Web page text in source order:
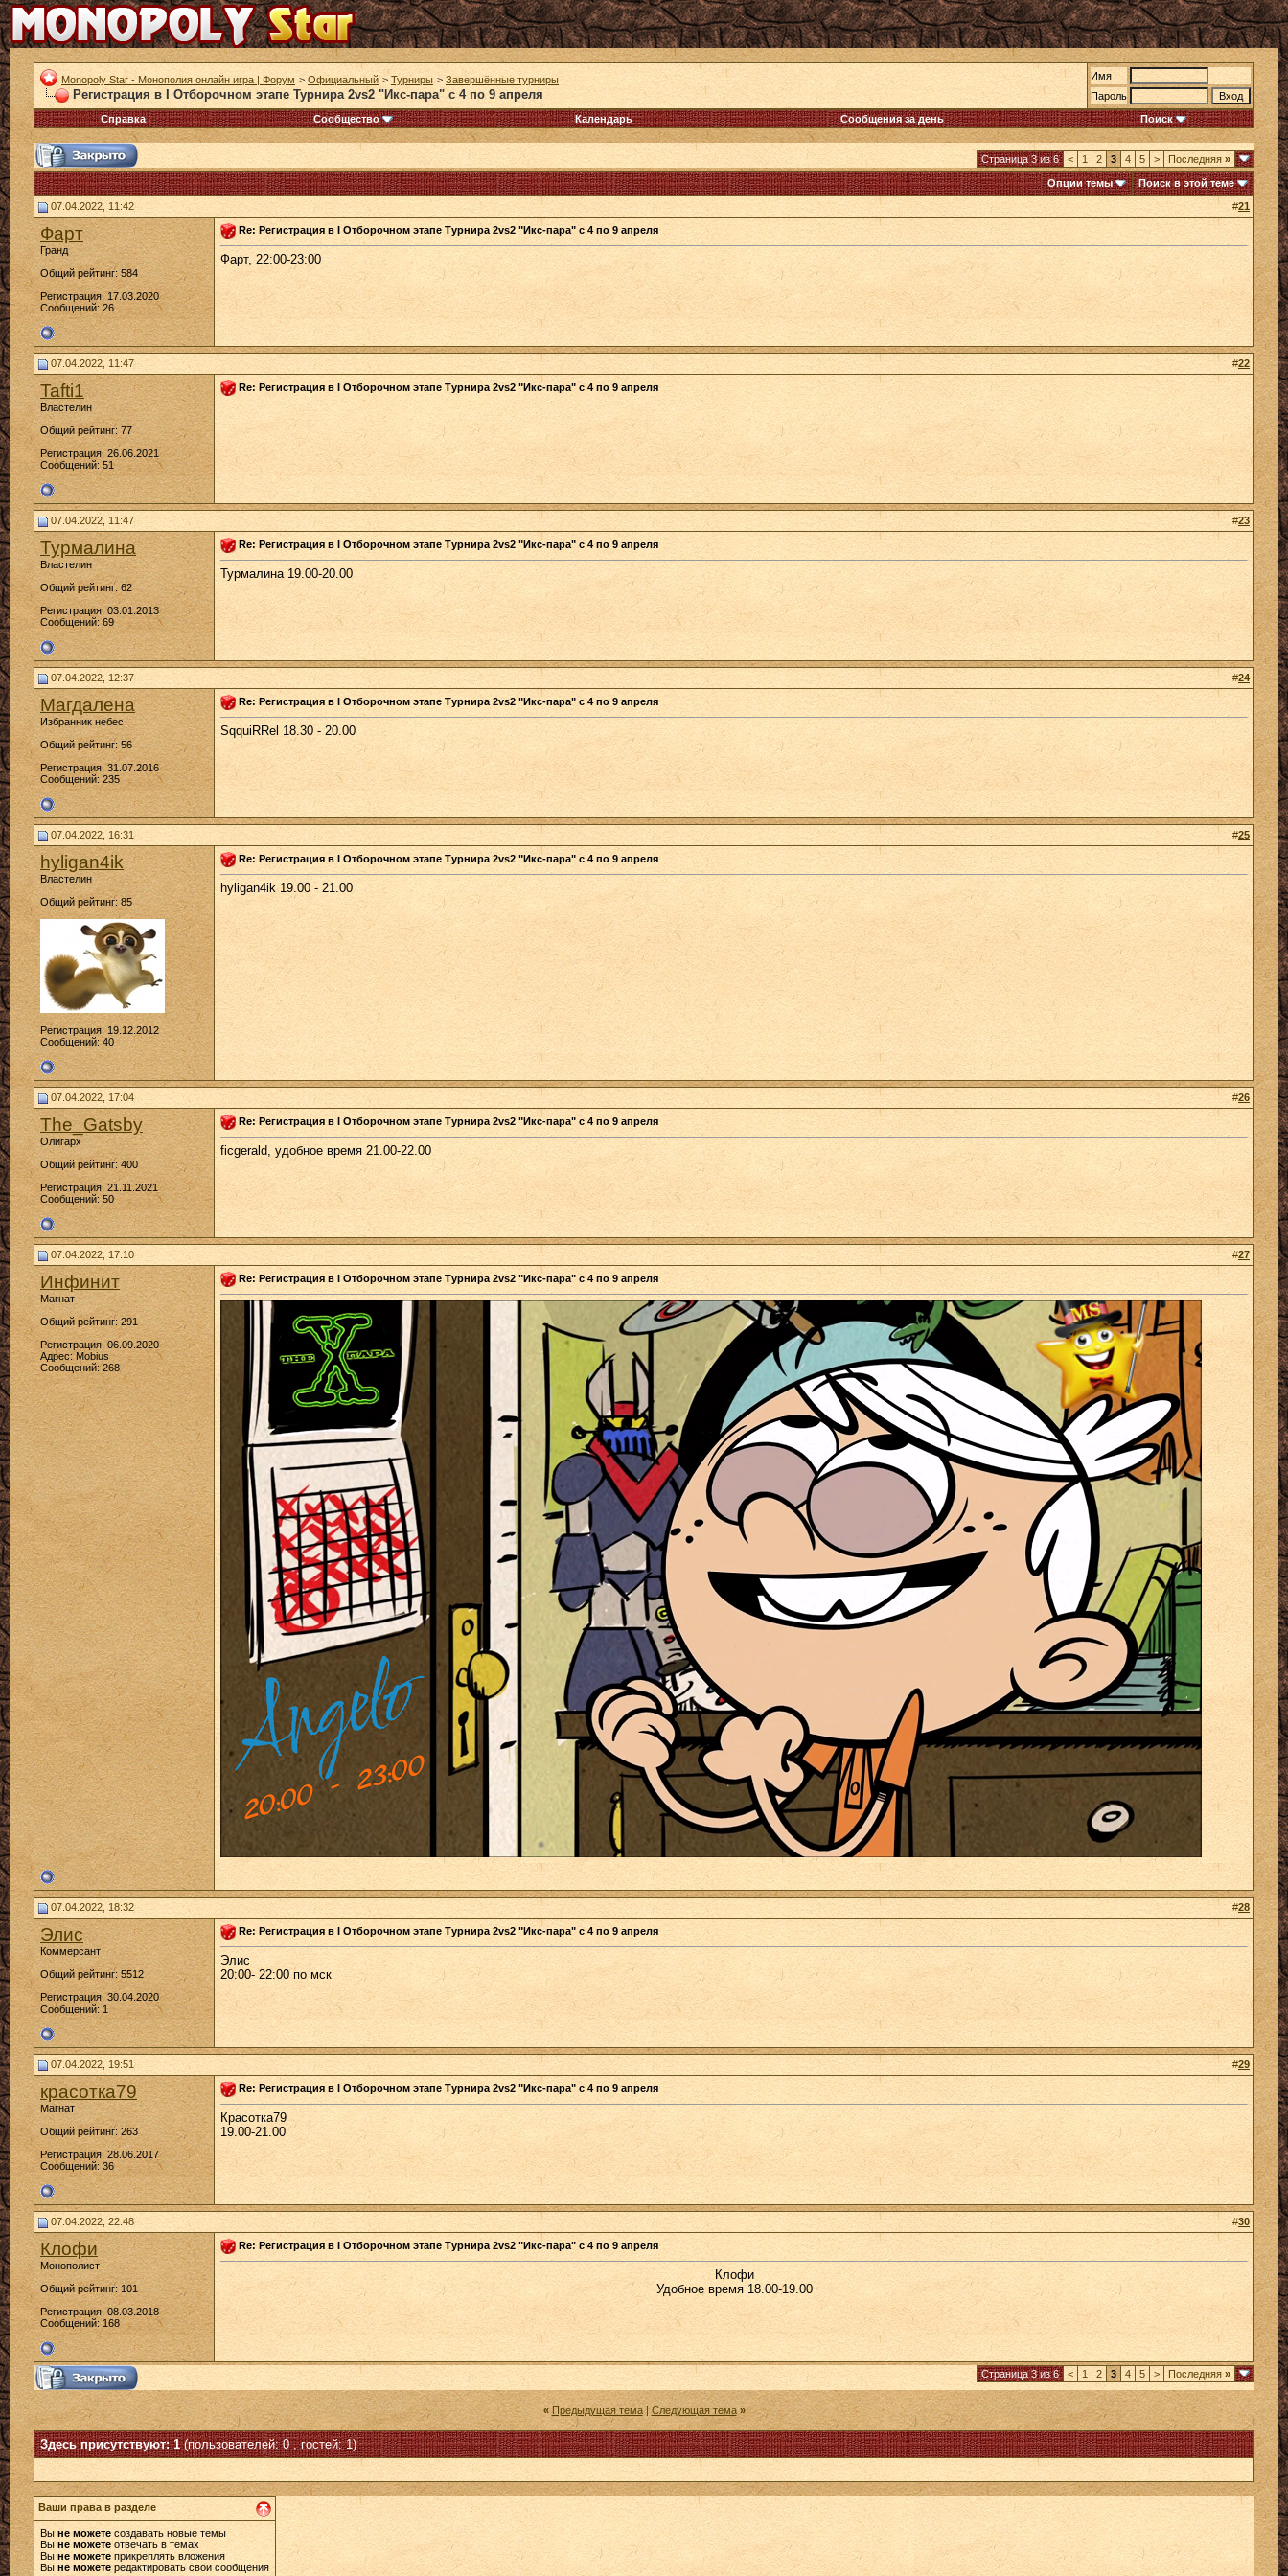
Monopoly Star - Монополия онлайн игра | Форум > Официальный > Турниры > Завершённые турниры
Регистрация в I Отборочном этапе Турнира 2vs2 "Икс-пара" с 4 по 9 апреля
Имя
Пароль
Справка
Сообщество Календарь Сообщения за день Поиск
Страница 3 из 6 < 1 2 3 4 5 > Последняя »
Опции темы
Поиск в этой теме
07.04.2022, 11:42
#21
Фарт
Гранд
Общий рейтинг: 584
Регистрация: 17.03.2020
Сообщений: 26
Re: Регистрация в I Отборочном этапе Турнира 2vs2 "Икс-пара" с 4 по 9 апреля
Фарт, 22:00-23:00
07.04.2022, 11:47 #22
Tafti1
Властелин
Общий рейтинг: 77
Регистрация: 26.06.2021
Сообщений: 51
Re: Регистрация в I Отборочном этапе Турнира 2vs2 "Икс-пара" с 4 по 9 апреля
07.04.2022, 11:47 #23
Турмалина
Властелин
Общий рейтинг: 62
Регистрация: 03.01.2013
Сообщений: 69
Re: Регистрация в I Отборочном этапе Турнира 2vs2 "Икс-пара" с 4 по 9 апреля
Турмалина 19.00-20.00
07.04.2022, 12:37 #24
Магдалена
Избранник небес
Общий рейтинг: 56
Регистрация: 31.07.2016
Сообщений: 235
Re: Регистрация в I Отборочном этапе Турнира 2vs2 "Икс-пара" с 4 по 9 апреля
SqquiRRel 18.30 - 20.00
07.04.2022, 16:31 #25
hyligan4ik
Властелин
Общий рейтинг: 85
Регистрация: 19.12.2012
Сообщений: 40
Re: Регистрация в I Отборочном этапе Турнира 2vs2 "Икс-пара" с 4 по 9 апреля
hyligan4ik 19.00 - 21.00
07.04.2022, 17:04 #26
The_Gatsby
Олигарх
Общий рейтинг: 400
Регистрация: 21.11.2021
Сообщений: 50
Re: Регистрация в I Отборочном этапе Турнира 2vs2 "Икс-пара" с 4 по 9 апреля
ficgerald, удобное время 21.00-22.00
07.04.2022, 17:10 #27
Инфинит
Магнат
Общий рейтинг: 291
Регистрация: 06.09.2020
Адрес: Mobius
Сообщений: 268
Re: Регистрация в I Отборочном этапе Турнира 2vs2 "Икс-пара" с 4 по 9 апреля
07.04.2022, 18:32 #28
Элис
Коммерсант
Общий рейтинг: 5512
Регистрация: 30.04.2020
Сообщений: 1
Re: Регистрация в I Отборочном этапе Турнира 2vs2 "Икс-пара" с 4 по 9 апреля
Элис
20:00- 22:00 по мск
07.04.2022, 19:51 #29
красотка79
Магнат
Общий рейтинг: 263
Регистрация: 28.06.2017
Сообщений: 36
Re: Регистрация в I Отборочном этапе Турнира 2vs2 "Икс-пара" с 4 по 9 апреля
Красотка79
19.00-21.00
07.04.2022, 22:48 #30
Клофи
Монополист
Общий рейтинг: 101
Регистрация: 08.03.2018
Сообщений: 168
Re: Регистрация в I Отборочном этапе Турнира 2vs2 "Икс-пара" с 4 по 9 апреля
Клофи
Удобное время 18.00-19.00
Страница 3 из 6 < 1 2 3 4 5 > Последняя »
« Предыдущая тема|Следующая тема »
Здесь присутствуют: 1(пользователей: 0 , гостей: 1)
Ваши права в разделе
Вы не можете создавать новые темы
Выне можете отвечать в темах
Выне можете прикреплять вложения
Вы не можетередактировать свои сообщения